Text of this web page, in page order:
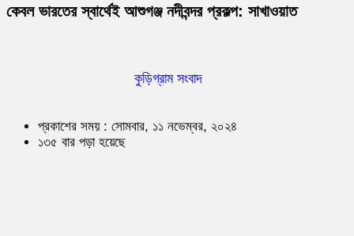
কেবল ভারতের স্বার্থেই আশুগঞ্জ নদীবন্দর প্রকল্প: সাখাওয়াত
কুড়িগ্রাম সংবাদ
প্রকাশের সময় : সোমবার, ১১ নভেম্বর, ২০২৪
১৩৫ বার পড়া হয়েছে